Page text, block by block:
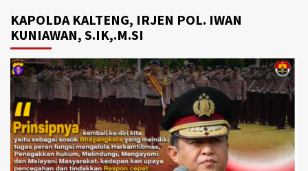
KAPOLDA KALTENG, IRJEN POL. IWAN
KUNIAWAN, S.IK,.M.SI